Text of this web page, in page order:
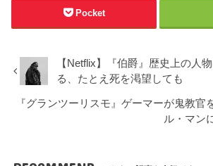
Pocket
【Netflix】『伯爵』歴史上の人
る、たとえ死を渇望しても
『グランツーリスモ』ゲーマーが鬼教官
ル・マン